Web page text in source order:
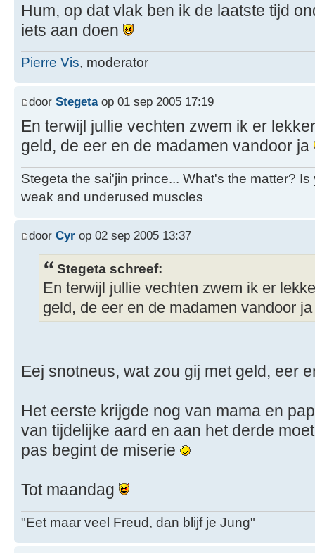
Hum, op dat vlak ben ik de laatste tijd
iets aan doen
Pierre Vis, moderator
door Stegetaop 01 sep 2005 17:19
En terwijl jullie vechten zwem ik er
geld, de eer en de madamen vandoor ja
Stegeta the sai'jin prince... What's the matter?
weak and underused muscles
door Cyr op 02 sep 2005 13:37
Stegeta schreef:
En terwijl jullie vechten zwem ik er
geld, de eer en de madamen vandoor
Eej snotneus, wat zou gij met geld, eer
Het eerste krijgde nog van mama en
van tijdelijke aard en aan het derde
pas begint de miserie
Tot maandag
"Eet maar veel Freud, dan blijf je Jung"